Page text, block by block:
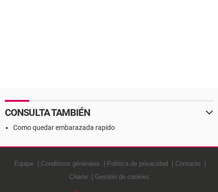
CONSULTA TAMBIÉN
Como quedar embarazada rapido
Equipe Conditions générales Política de privacidad
Contacto
Charte
Gestión de cookies